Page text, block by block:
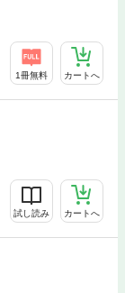
1冊無料 カートへ
試し読み カートへ